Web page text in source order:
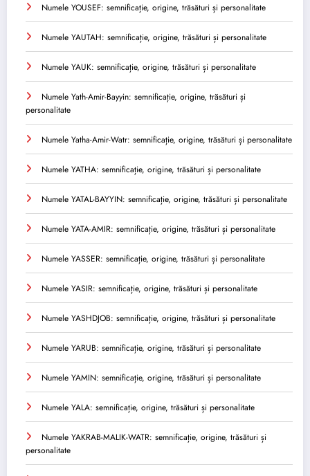
Numele YOUSEF: semnificație, origine, trăsături și personalitate
Numele YAUTAH: semnificație, origine, trăsături și personalitate
Numele YAUK: semnificație, origine, trăsături și personalitate
Numele Yath-Amir-Bayyin: semnificație, origine, trăsături și
personalitate
Numele Yatha-Amir-Watr: semnificație, origine, trăsături și personalitate
Numele YATHA: semnificație, origine, trăsături și personalitate
Numele YATAL-BAYYIN: semnificație, origine, trăsături și personalitate
Numele YATA-AMIR: semnificație, origine, trăsături și personalitate
Numele YASSER: semnificație, origine, trăsături și personalitate
Numele YASIR: semnificație, origine, trăsături și personalitate
Numele YASHDJOB: semnificație, origine, trăsături și personalitate
Numele YARUB: semnificație, origine, trăsături și personalitate
Numele YAMIN: semnificație, origine, trăsături și personalitate
Numele YALA: semnificație, origine, trăsături și personalitate
Numele YAKRAB-MALIK-WATR: semnificație, origine, trăsături și
personalitate